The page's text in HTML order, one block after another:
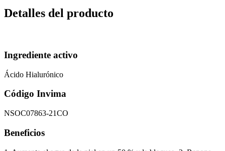
Detalles del producto
Ingrediente activo
Ácido Hialurónico
Código Invima
NSOC07863-21CO
Beneficios